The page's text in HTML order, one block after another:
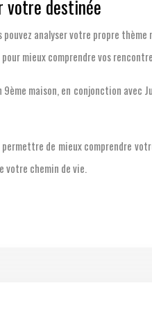
votre destinée
pouvez analyser votre propre
mieux comprendre vos
maison, en conjonction
de mieux comprendre
votre chemin de vie.